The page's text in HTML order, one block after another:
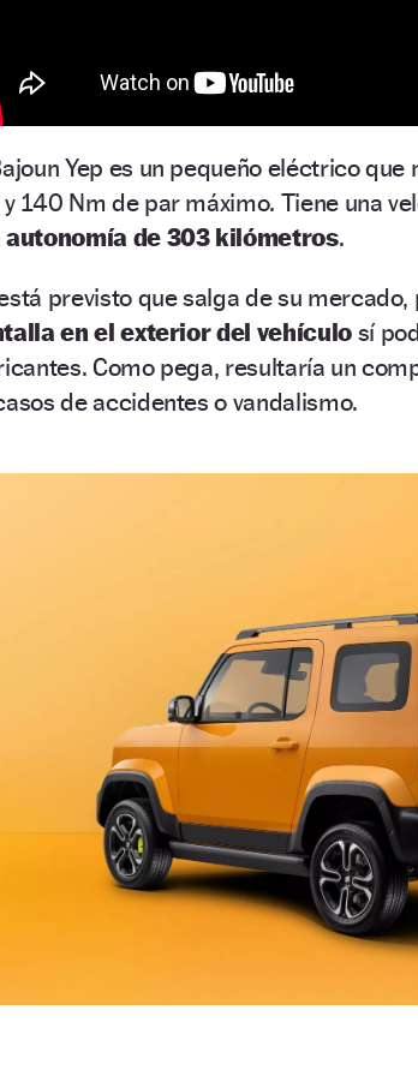
Yep es un pequeño eléctrico
y 140 Nm de par máximo. Tiene una
autonomía de 303 kilómetros.
previsto que salga de su
en el exterior del vehículosí
Como pega, resultaría un
de accidentes o vandalismo.